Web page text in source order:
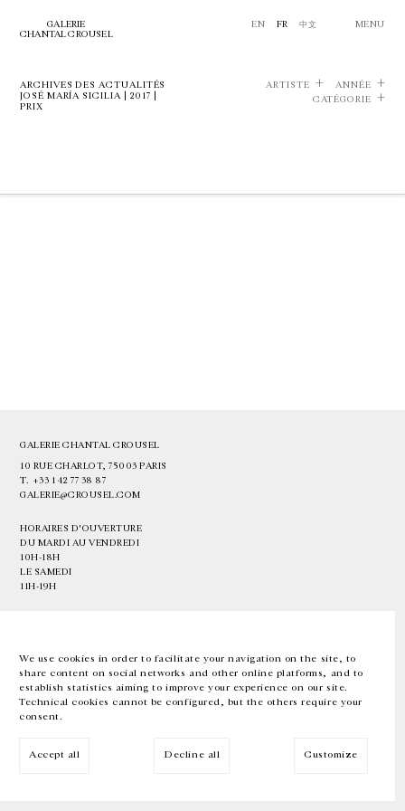
We use cookies in order to facilitate your navigation on the site, to
share content on social networks and other online platforms, and to
establish statistics aiming to improve your experience on our site.
Technical cookies cannot be configured, but the others require your
consent.
Accept all Decline all Customize
GALERIE
CHANTAL CROUSEL
EN FR 中文 MENU
ARCHIVES DES ACTUALITÉS
JOSÉ MARÍA SICILIA | 2017 |
PRIX
ARTISTE
ANNÉE
CATÉGORIE
GALERIE CHANTAL CROUSEL
10 RUE CHARLOT, 75003 PARIS
T. +33 1 42 77 38 87
GALERIE@CROUSEL.COM
HORAIRES D'OUVERTURE
DU MARDI AU VENDREDI
10H-18H
LE SAMEDI
11H-19H
EN FR 中文 Facebook Instagram
Inscrivez-vous à notre newsletter